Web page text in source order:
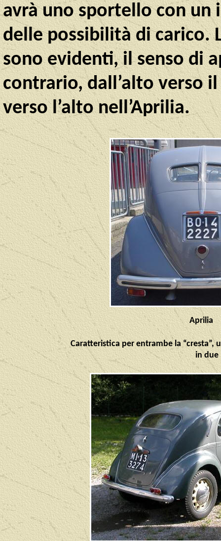
avrà uno sportello con
delle possibilità di carico.
sono evidenti, il senso di
contrario, dall’alto verso il
verso l’alto nell’Aprilia.
Aprilia
Caratteristica per entrambe la
in due